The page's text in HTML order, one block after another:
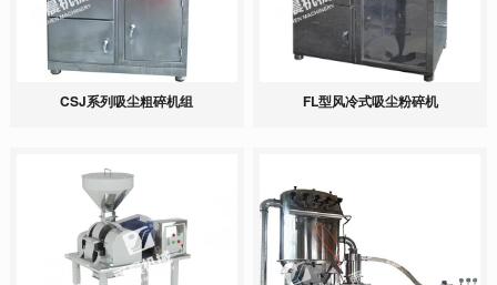
CSJ系列吸尘粗碎机组 FL型风冷式吸尘粉碎机